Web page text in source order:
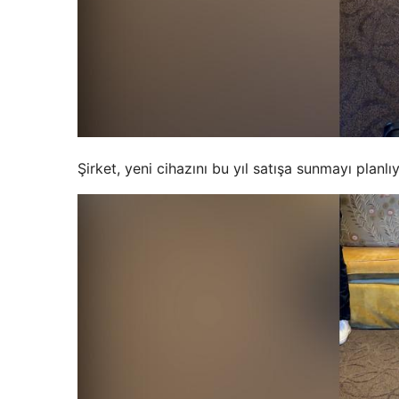
Şirket, yeni cihazını bu yıl satışa sunmayı